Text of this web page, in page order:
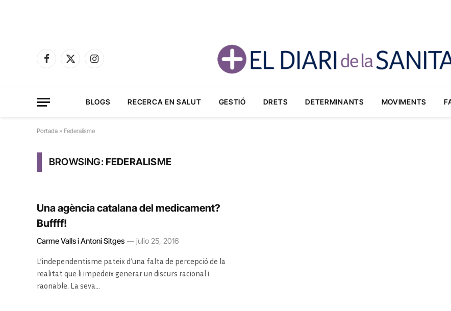
Facebook
X
Instagram
BLOGS RECERCA EN SALUT GESTIÓ DRETS DETERMINANTS MOVIMENTS
Portada » Federalisme
BROWSING:FEDERALISME
Una agència catalana del medicament?
Buffff!
Carme Valls i Antoni Sitges julio 25, 2016
L’independentisme pateix d’una falta de percepció de la
realitat que li impedeix generar un discurs racional i
raonable. La seva…